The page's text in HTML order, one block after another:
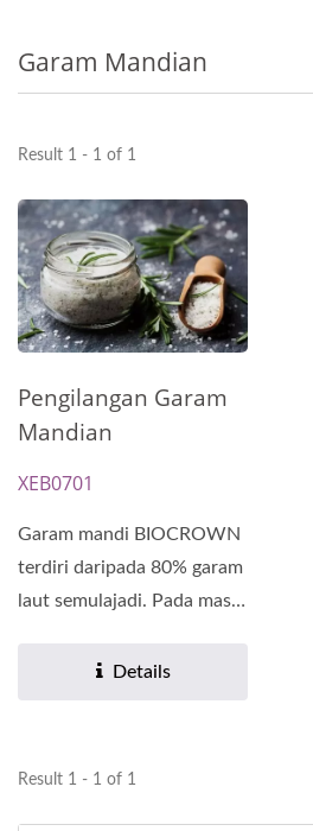
Garam Mandian
Result 1 - 1 of 1
Pengilangan Garam
Mandian
XEB0701
Garam mandi BIOCROWN
terdiri daripada 80% garam
laut semulajadi. Pada masa
Details
Result 1 - 1 of 1